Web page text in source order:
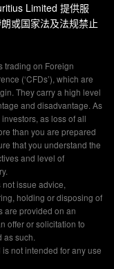
Limited 提供服
或国家法及法规禁止
trading on Foreign
(‘CFDs’), which are
They carry a high level
and disadvantage. As
as loss of all
than you are prepared
that you understand the
and level of
issue advice,
holding or disposing of
are provided on an
offer or solicitation to
as such.
not intended for any use